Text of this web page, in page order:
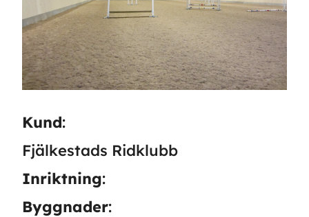
Kund:
Fjälkestads Ridklubb
Inriktning:
Byggnader: